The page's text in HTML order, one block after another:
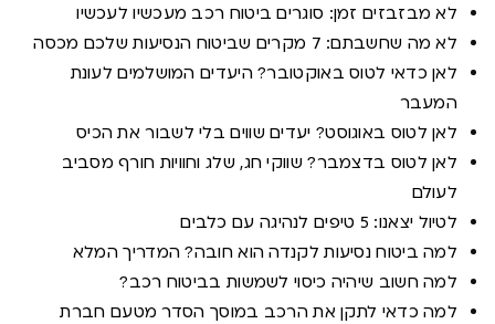
לא מבזבזים זמן: סוגרים ביטוח רכב מעכשיו לעכשיו
לא מה שחשבתם: 7 מקרים שביטוח הנסיעות שלכם מכסה
לאן כדאי לטוס באוקטובר? היעדים המושלמים לעונת
המעבר
לאן לטוס באוגוסט? יעדים שווים בלי לשבור את הכיס
לאן לטוס בדצמבר? שווקי חג, שלג וחוויות חורף מסביב
לעולם
לטיול יצאנו: 5 טיפים לנהיגה עם כלבים
למה ביטוח נסיעות לקנדה הוא חובה? המדריך המלא
למה חשוב שיהיה כיסוי לשמשות בביטוח רכב?
למה כדאי לתקן את הרכב במוסך הסדר מטעם חברת